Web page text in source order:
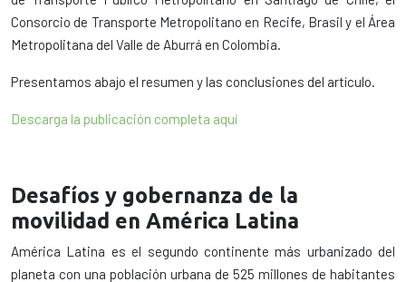
Consorcio de Transporte Metropolitano en Recife, Brasil y el Área
Metropolitana del Valle de Aburrá en Colombia.
Presentamos abajo el resumen y las conclusiones del artículo.
Descarga la publicación completa aquí
Desafíos y gobernanza de la
movilidad en América Latina
América Latina es el segundo continente más urbanizado del
planeta con una población urbana de 525 millones de habitantes